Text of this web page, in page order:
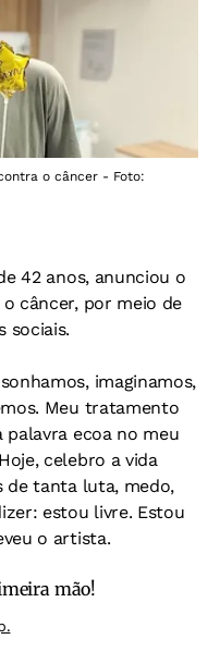
o câncer - Foto:
42 anos, anunciou o
câncer, por meio de
sociais.
imaginamos,
Meu tratamento
palavra ecoa no meu
celebro a vida
de tanta luta, medo,
estou livre. Estou
o artista.
mão!